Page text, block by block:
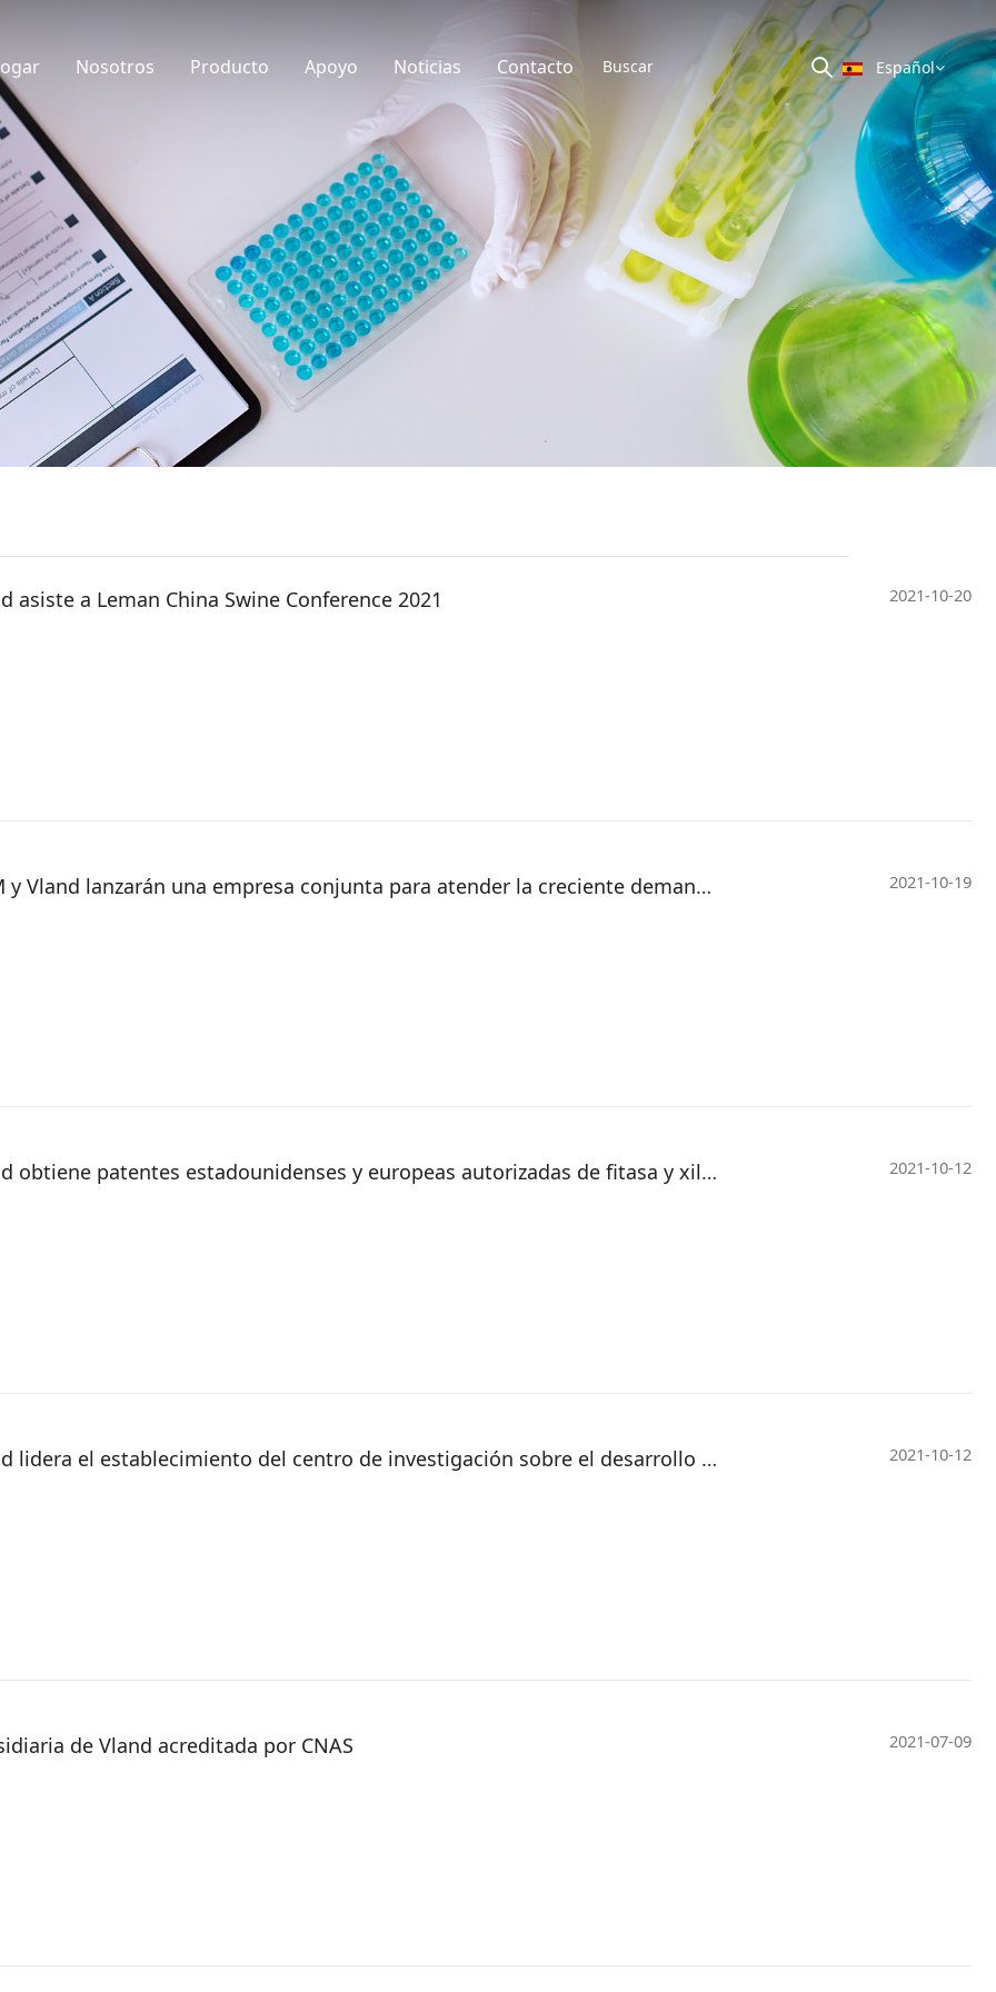
Español
Nosotros Producto Apoyo Noticias Contacto
asiste a Leman China Swine Conference 2021 2021-10-20
ADM y Vland lanzarán una empresa conjunta para atender la creciente demanda china de probióticos humanos 2021-10-19
Vland obtiene patentes estadounidenses y europeas autorizadas de fitasa y xilanasa de piensos 2021-10-12
Vland lidera el establecimiento del centro de investigación sobre el desarrollo industrial de alto valor de la cebada de las tierras altas 2021-10-12
de Vland acreditada por CNAS 2021-07-09